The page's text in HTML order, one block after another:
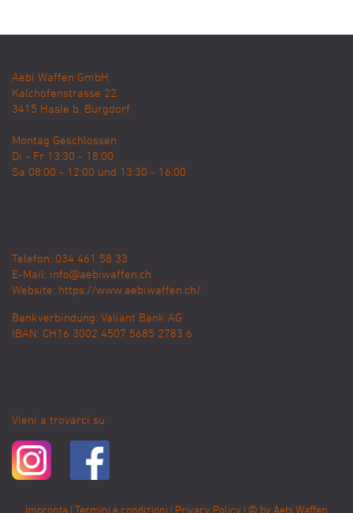
Aebi Waffen GmbH
Kalchofenstrasse 22
3415 Hasle b. Burgdorf
Montag Geschlossen
Di - Fr 13:30 - 18:00
Sa 08:00 - 12:00 und 13:30 - 16:00
Telefon: 034 461 58 33
E-Mail: info@aebiwaffen.ch
Website: https://www.aebiwaffen.ch/
Bankverbindung: Valiant Bank AG
IBAN: CH16 3002 4507 5685 2783 6
Vieni a trovarci su